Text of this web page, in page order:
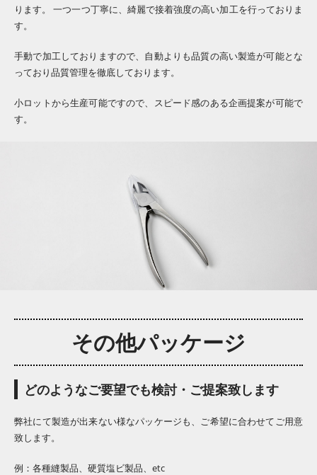
ります。 一つ一つ丁寧に、綺麗で接着強度の高い加工を行っておりま
す。
手動で加工しておりますので、自動よりも品質の高い製造が可能とな
っており品質管理を徹底しております。
小ロットから生産可能ですので、スピード感のある企画提案が可能で
す。
その他パッケージ
どのようなご要望でも検討・ご提案致します
弊社にて製造が出来ない様なパッケージも、ご希望に合わせてご用意
致します。
例：各種縫製品、硬質塩ビ製品、etc